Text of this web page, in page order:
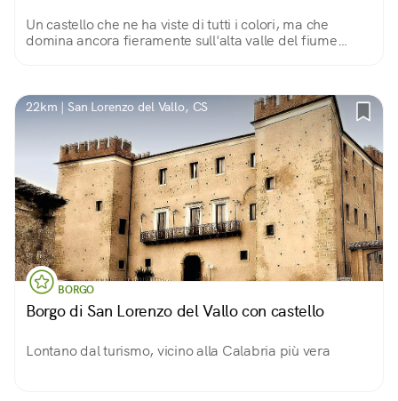
Un castello che ne ha viste di tutti i colori, ma che
domina ancora fieramente sull'alta valle del fiume
22km | San Lorenzo del Vallo, CS
BORGO
Borgo di San Lorenzo del Vallo con castello
Lontano dal turismo, vicino alla Calabria più vera